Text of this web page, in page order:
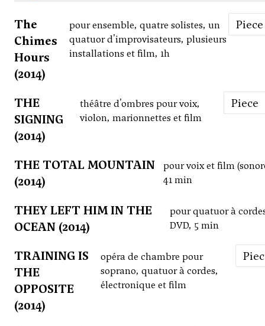
The
Chimes
Hours
(2014)
pour ensemble, quatre solistes, un
quatuor d'improvisateurs, plusieurs
installations et film, 1h
Piece
THE
SIGNING
(2014)
théâtre d'ombres pour voix,
violon, marionnettes et film
Piece
THE TOTAL MOUNTAIN
(2014)
pour voix et film
41 min
THEY LEFT HIM IN THE
OCEAN (2014)
pour quatuor à
DVD, 5 min
TRAINING IS
THE
OPPOSITE
(2014)
opéra de chambre pour
soprano, quatuor à cordes,
électronique et film